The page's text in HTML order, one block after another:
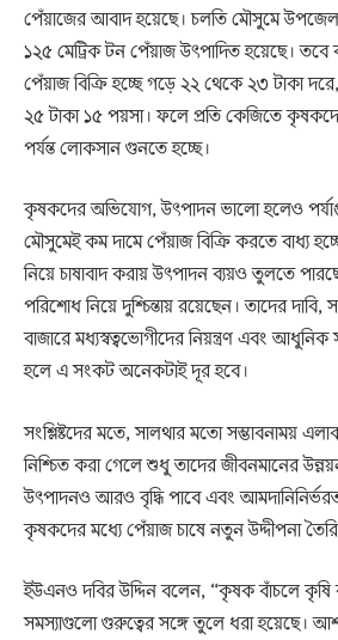
পেঁয়াজের আবাদ হয়েছে। চলতি মৌসুমে
১২৫ মেট্রিক টন পেঁয়াজ উৎপাদিত হয়েছে। তবে
পেঁয়াজ বিক্রি হচ্ছে গড়ে ২২ থেকে ২৩ টাকা
২৫ টাকা ১৫ পয়সা। ফলে প্রতি কেজিতে
পর্যন্ত লোকসান গুনতে হচ্ছে।
কৃষকদের অভিযোগ, উৎপাদন ভালো হলেও
মৌসুমেই কম দামে পেঁয়াজ বিক্রি করতে বাধ্য
নিয়ে চাষাবাদ করায় উৎপাদন ব্যয়ও তুলতে
পরিশোধ নিয়ে দুশ্চিন্তায় রয়েছেন। তাদের দাবি,
বাজারে মধ্যস্বত্বভোগীদের নিয়ন্ত্রণ এবং আধুনিক
হলে এ সংকট অনেকটাই দূর হবে।
সংশ্লিষ্টদের মতে, সালথার মতো সম্ভাবনাময়
নিশ্চিত করা গেলে শুধু তাদের জীবনমানের
উৎপাদনও আরও বৃদ্ধি পাবে এবং
কৃষকদের মধ্যে পেঁয়াজ চাষে নতুন উদ্দীপনা
ইউএনও দবির উদ্দিন বলেন, “কৃষক বাঁচলে কৃষি
সমস্যাগুলো গুরুত্বের সঙ্গে তুলে ধরা হয়েছে।